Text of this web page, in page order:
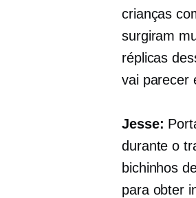
crianças
surgiram
réplicas
vai parecer
Jesse:
durante o
bichinhos
para obter